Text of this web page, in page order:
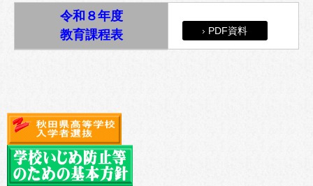
令和８年度
教育課程表
PDF資料